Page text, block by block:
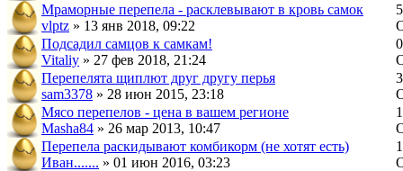
Мраморные перепела - расклевывают в кровь самок
vlptz » 13 янв 2018, 09:22
5
Подсадил самцов к самкам!
Vitaliy » 27 фев 2018, 21:24
0
Перепелята щиплют друг другу перья
sam3378 » 28 июн 2015, 23:18
3
Мясо перепелов - цена в вашем регионе
Masha84 » 26 мар 2013, 10:47
Перепела раскидывают комбикорм (не хотят есть)
Иван....... » 01 июн 2016, 03:23